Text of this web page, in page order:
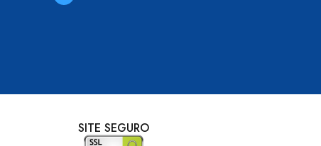
SITE SEGURO